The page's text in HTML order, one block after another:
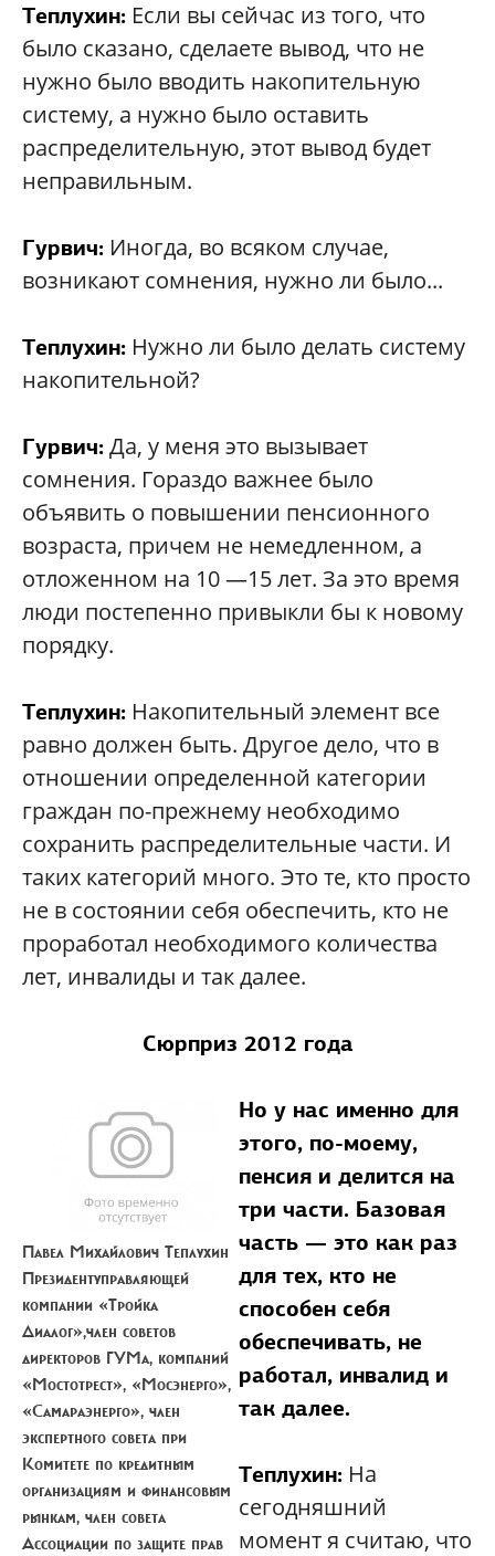
Теплухин: Если вы сейчас из того, что
было сказано, сделаете вывод, что не
нужно было вводить накопительную
систему, а нужно было оставить
распределительную, этот вывод будет
неправильным.
Гурвич: Иногда, во всяком случае,
возникают сомнения, нужно ли было...
Теплухин: Нужно ли было делать систему
накопительной?
Гурвич:Да, у меня это вызывает
сомнения. Гораздо важнее было
объявить о повышении пенсионного
возраста, причем не немедленном, а
отложенном на 10 —15 лет. За это время
люди постепенно привыкли бы к новому
порядку.
Теплухин: Накопительный элемент все
равно должен быть. Другое дело, что в
отношении определенной категории
граждан по-прежнему необходимо
сохранить распределительные части. И
таких категорий много. Это те, кто просто
не в состоянии себя обеспечить, кто не
проработал необходимого количества
лет, инвалиды и так далее.
Сюрприз 2012 года
Павел Михайлович Теплухин
Президентуправляющей
компании «Тройка
Диалог»,член советов
директоров ГУМа, компаний
«Мостотрест», «Мосэнерго»,
«Самараэнерго», член
экспертного совета при
Комитете по кредитным
организациям и финансовым
рынкам, член совета
Ассоциации по защите прав
Но у нас именно для
этого, по-моему,
пенсия и делится на
три части. Базовая
часть — это как раз
для тех, кто не
способен себя
обеспечивать, не
работал, инвалид и
так далее.
Теплухин: На
сегодняшний
момент я считаю, что